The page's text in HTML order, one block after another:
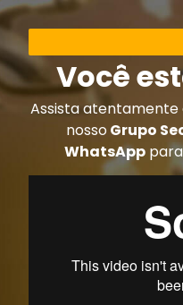
Você
Assista atentamente
nosso Grupo
WhatsApppara